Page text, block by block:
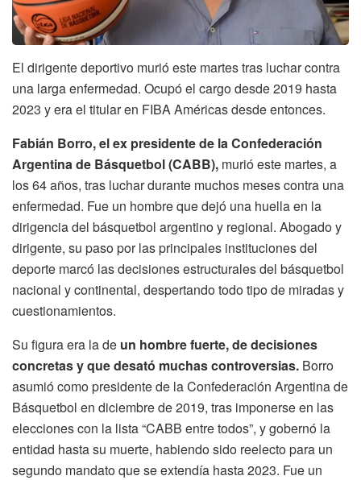
El dirigente deportivo murió este martes tras luchar contra
una larga enfermedad. Ocupó el cargo desde 2019 hasta
2023 y era el titular en FIBA Américas desde entonces.
Fabián Borro, el ex presidente de la Confederación
Argentina de Básquetbol (CABB), murió este martes, a
los 64 años, tras luchar durante muchos meses contra una
enfermedad. Fue un hombre que dejó una huella en la
dirigencia del básquetbol argentino y regional. Abogado y
dirigente, su paso por las principales instituciones del
deporte marcó las decisiones estructurales del básquetbol
nacional y continental, despertando todo tipo de miradas y
cuestionamientos.
Su figura era la de un hombre fuerte, de decisiones
concretas y que desató muchas controversias. Borro
asumió como presidente de la Confederación Argentina de
Básquetbol en diciembre de 2019, tras imponerse en las
elecciones con la lista “CABB entre todos”, y gobernó la
entidad hasta su muerte, habiendo sido reelecto para un
segundo mandato que se extendía hasta 2023. Fue un